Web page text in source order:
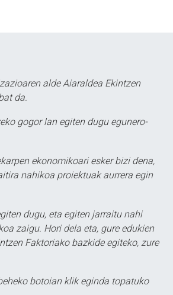
alde Aiaraldea Ekintzen
da.
gogor lan egiten dugu egunero-
ekonomikoari esker bizi dena,
nahikoa proiektuak aurrera egin
dugu, eta egiten jarraitu nahi
zaigu. Hori dela eta, gure edukien
Faktoriako bazkide egiteko, zure
botoian klik eginda topatuko